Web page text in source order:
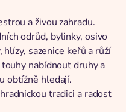
a živou zahradu.
odrůd, bylinky, osivo
sazenice keřů a růží
nabídnout druhy a
obtížně hledají.
tradici a radost